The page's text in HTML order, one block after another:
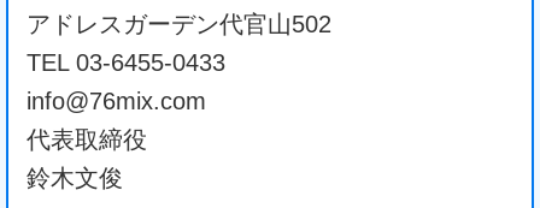
アドレスガーデン代官山502
TEL 03-6455-0433
info@76mix.com
代表取締役
鈴木文俊